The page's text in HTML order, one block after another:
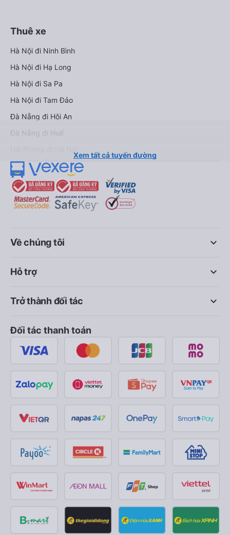
Thuê xe
Hà Nội đi Ninh Bình
Hà Nội đi Hạ Long
Hà Nội đi Sa Pa
Hà Nội đi Tam Đảo
Đà Nẵng đi Hội An
Đà Nẵng đi Huế
Xem tất cả tuyến đường
keyboard_arrow_down
Về chúng tôi
keyboard_arrow_down
Hỗ trợ
keyboard_arrow_down
Trở thành đối tác
Đối tác thanh toán